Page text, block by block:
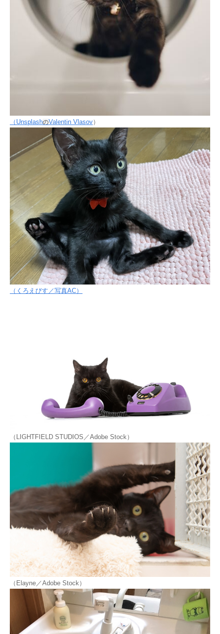
（UnsplashのValentin Vlasov）
（くろえびす／写真AC）
（LIGHTFIELD STUDIOS／Adobe Stock）
（Elayne／Adobe Stock）